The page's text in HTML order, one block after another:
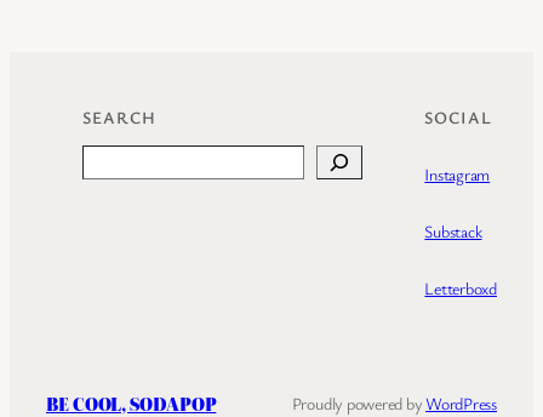
SEARCH SOCIAL
Instagram
Substack
Letterboxd
BE COOL, SODAPOP Proudly powered byWordPress